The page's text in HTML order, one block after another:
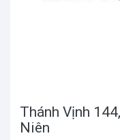
Thánh Vịnh
Niên